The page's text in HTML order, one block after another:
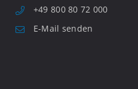
+49 800 80 72 000
E-Mail senden